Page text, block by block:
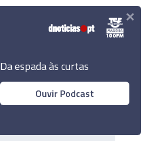
Da espada às curtas
Ouvir Podcast
×